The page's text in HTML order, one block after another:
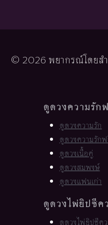
© 2026 พยากรณ์โดยสำ
ดูดวงความรัก
ดูดวงความรัก
ดูดวงความรักฟ
ดูดวงเนื้อคู่
ดูดวงสมพงษ์
ดูดวงแฟนเก่า
ดูดวงไพ่ยิปซีค
ดูดวงไพ่ยิปซีค